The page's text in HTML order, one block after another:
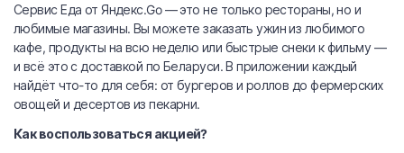
Сервис Еда от Яндекс.Go — это не только рестораны, но и
любимые магазины. Вы можете заказать ужин из любимого
кафе, продукты на всю неделю или быстрые снеки к фильму —
и всё это с доставкой по Беларуси. В приложении каждый
найдёт что-то для себя: от бургеров и роллов до фермерских
овощей и десертов из пекарни.
Как воспользоваться акцией?